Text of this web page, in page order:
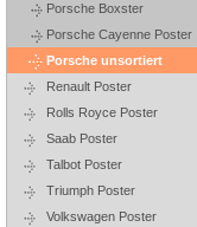
Porsche Boxster
Porsche Cayenne Poster
Porsche unsortiert
Renault Poster
Rolls Royce Poster
Saab Poster
Talbot Poster
Triumph Poster
Volkswagen Poster